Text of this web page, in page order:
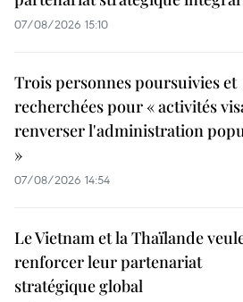
07/08/2026 15:10
Trois personnes poursuivies et
recherchées pour « activités
renverser l'administration
»
07/08/2026 14:54
Le Vietnam et la Thaïlande
renforcer leur partenariat
stratégique global